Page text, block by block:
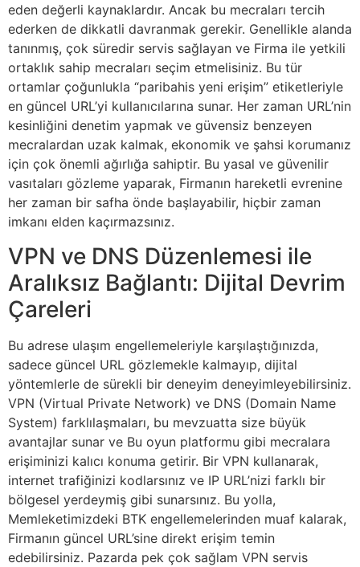
eden değerli kaynaklardır. Ancak bu mecraları tercih
ederken de dikkatli davranmak gerekir. Genellikle alanda
tanınmış, çok süredir servis sağlayan ve Firma ile yetkili
ortaklık sahip mecraları seçim etmelisiniz. Bu tür
ortamlar çoğunlukla “paribahis yeni erişim” etiketleriyle
en güncel URL’yi kullanıcılarına sunar. Her zaman URL’nin
kesinliğini denetim yapmak ve güvensiz benzeyen
mecralardan uzak kalmak, ekonomik ve şahsi korumanız
için çok önemli ağırlığa sahiptir. Bu yasal ve güvenilir
vasıtaları gözleme yaparak, Firmanın hareketli evrenine
her zaman bir safha önde başlayabilir, hiçbir zaman
imkanı elden kaçırmazsınız.
VPN ve DNS Düzenlemesi ile
Aralıksız Bağlantı: Dijital Devrim
Çareleri
Bu adrese ulaşım engellemeleriyle karşılaştığınızda,
sadece güncel URL gözlemekle kalmayıp, dijital
yöntemlerle de sürekli bir deneyim deneyimleyebilirsiniz.
VPN (Virtual Private Network) ve DNS (Domain Name
System) farklılaşmaları, bu mevzuatta size büyük
avantajlar sunar ve Bu oyun platformu gibi mecralara
erişiminizi kalıcı konuma getirir. Bir VPN kullanarak,
internet trafiğinizi kodlarsınız ve IP URL’nizi farklı bir
bölgesel yerdeymiş gibi sunarsınız. Bu yolla,
Memleketimizdeki BTK engellemelerinden muaf kalarak,
Firmanın güncel URL’sine direkt erişim temin
edebilirsiniz. Pazarda pek çok sağlam VPN servis